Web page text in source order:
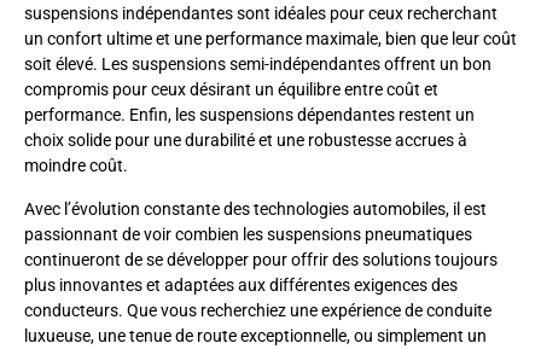
suspensions indépendantes sont idéales pour ceux recherchant
un confort ultime et une performance maximale, bien que leur coût
soit élevé. Les suspensions semi-indépendantes offrent un bon
compromis pour ceux désirant un équilibre entre coût et
performance. Enfin, les suspensions dépendantes restent un
choix solide pour une durabilité et une robustesse accrues à
moindre coût.
Avec l’évolution constante des technologies automobiles, il est
passionnant de voir combien les suspensions pneumatiques
continueront de se développer pour offrir des solutions toujours
plus innovantes et adaptées aux différentes exigences des
conducteurs. Que vous recherchiez une expérience de conduite
luxueuse, une tenue de route exceptionnelle, ou simplement un